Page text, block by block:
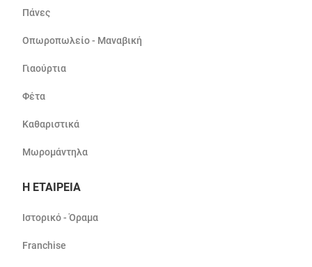
Πάνες
Οπωροπωλείο - Μαναβική
Γιαούρτια
Φέτα
Καθαριστικά
Μωρομάντηλα
Η ΕΤΑΙΡΕΙΑ
Ιστορικό - Όραμα
Franchise